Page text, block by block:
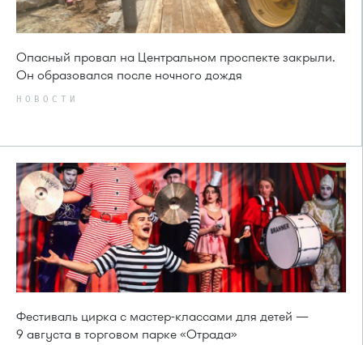
Опасный провал на Центральном проспекте закрыли.
Он образовался после ночного дождя
НОВОСТИ
Фестиваль цирка с мастер-классами для детей —
9 августа в торговом парке «Отрада»